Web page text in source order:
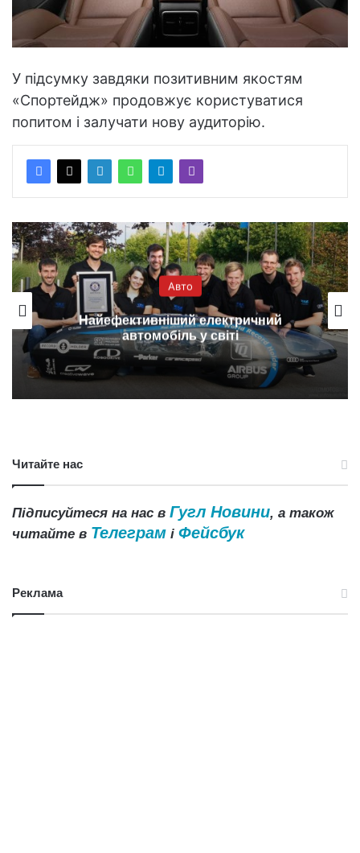
У підсумку завдяки позитивним якостям
«Спортейдж» продовжує користуватися
попитом і залучати нову аудиторію.
Авто
Найефективніший електричний
автомобіль у світі
Читайте нас
Підписуйтеся на нас в Гугл Новини, а також
читайте в Телеграм і Фейсбук
Реклама